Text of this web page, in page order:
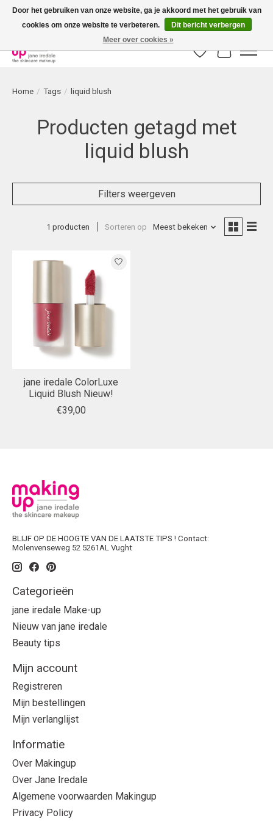
Bestellingen boven € 50,00 worden altijd gratis verzonden!
Verlanglijst
Home / Tags / liquid blush
Producten getagd met
liquid blush
Filters weergeven
1 producten Sorteren op Meest bekeken
jane iredale ColorLuxe
Liquid Blush Nieuw!
€39,00
BLIJF OP DE HOOGTE VAN DE LAATSTE TIPS ! Contact:
Molenvenseweg 52 5261AL Vught
Categorieën
jane iredale Make-up
Nieuw van jane iredale
Beauty tips
Mijn account
Registreren
Mijn bestellingen
Mijn verlanglijst
Informatie
Over Makingup
Over Jane Iredale
Algemene voorwaarden Makingup
Privacy Policy
Door het gebruiken van onze website, ga je akkoord met het gebruik van
cookies om onze website te verbeteren.
Dit bericht verbergen
Meer over cookies »